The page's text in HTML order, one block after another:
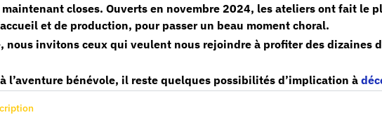
closes. Ouverts en novembre 2024, les ateliers ont fait le
et de production, pour passer un beau moment choral.
nous invitons ceux qui veulent nous rejoindre à profiter des dizaines
l’aventure bénévole, il reste quelques possibilités d’implication à